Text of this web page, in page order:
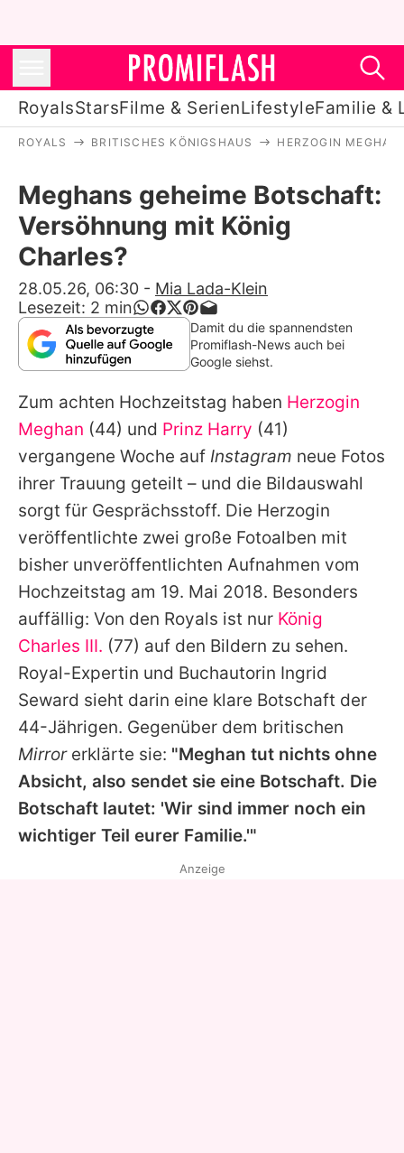
RoyalsStarsFilme & SerienLifestyleFamilie &
Stars
Filme & Serien
Lifestyle
Familie & Liebe
Promiflash Exklusiv
Alle Themen auf Promiflash
Jobs
App runterladen
Team
Redaktionelle Richtlinien
Impressum
Datenschutzerklärung
Utiq verwalten
ROYALS BRITISCHES KÖNIGSHAUS HERZOGIN MEGHAN
Meghans geheime Botschaft:
Versöhnung mit König
Charles?
28.05.26, 06:30 - Mia Lada-Klein
Lesezeit: 2 min
Damit du die spannendsten
Promiflash-News auch bei
Google siehst.
Zum achten Hochzeitstag haben Herzogin
Meghan (44) und Prinz Harry (41)
vergangene Woche auf Instagram neue Fotos
ihrer Trauung geteilt – und die Bildauswahl
sorgt für Gesprächsstoff. Die Herzogin
veröffentlichte zwei große Fotoalben mit
bisher unveröffentlichten Aufnahmen vom
Hochzeitstag am 19. Mai 2018. Besonders
auffällig: Von den Royals ist nur König
Charles III. (77) auf den Bildern zu sehen.
Royal-Expertin und Buchautorin Ingrid
Seward sieht darin eine klare Botschaft der
44-Jährigen. Gegenüber dem britischen
Mirrorerklärte sie: "Meghan tut nichts ohne
Absicht, also sendet sie eine Botschaft. Die
Botschaft lautet: 'Wir sind immer noch ein
wichtiger Teil eurer Familie.'"
Anzeige